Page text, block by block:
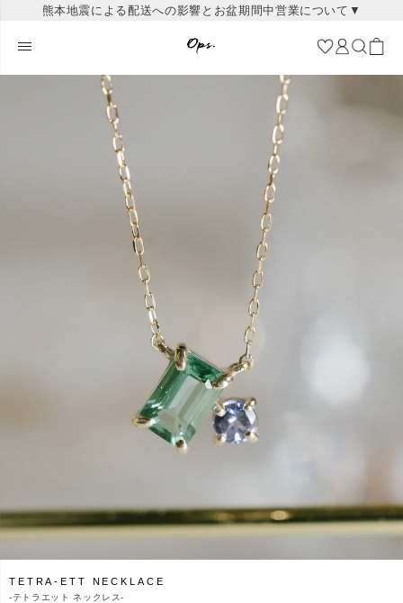
熊本地震による配送への影響とお盆期間中営業について▼
TETRA-ETT NECKLACE
-テトラエット ネックレス-